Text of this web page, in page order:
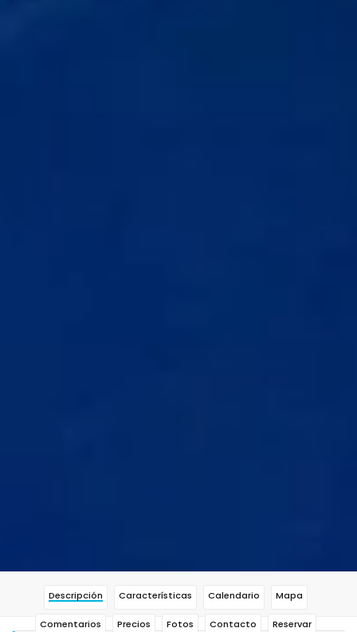
Descripción Características Calendario Mapa
Comentarios Precios Fotos Contacto Reservar